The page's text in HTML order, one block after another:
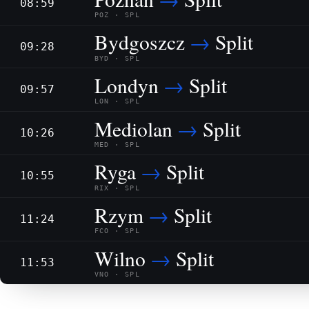
08:59
POZ · SPL
09:28 Bydgoszcz → Split
BYD · SPL
09:57 Londyn → Split
LON · SPL
10:26 Mediolan → Split
MED · SPL
10:55 Ryga → Split
RIX · SPL
11:24 Rzym → Split
FCO · SPL
11:53 Wilno → Split
VNO · SPL